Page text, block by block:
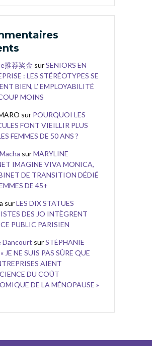
推荐奖金 surSENIORS EN
: LES STÉRÉOTYPES SE
BIEN, L’ EMPLOYABILITÉ
MOINS
sur POURQUOI LES
FONT VIEILLIR PLUS
FEMMES DE 50 ANS ?
surMARYLINE
IMAGINE VIVA MONICA,
DE TRANSITION DÉDIÉ
DE 45+
surLES DIX STATUES
DES JO INTÈGRENT
PUBLIC PARISIEN
Dancourt surSTÉPHANIE
JE NE SUIS PAS SÛRE QUE
AIENT
DU COÛT
DE LA MÉNOPAUSE »